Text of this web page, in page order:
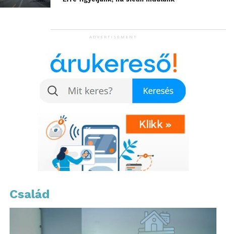
További friss híreket talál a
www.sziamaci.hu
főoldalán! Kövesse a technológiai híreket és
Facebookonis!
ADVERTISEMENT
Család